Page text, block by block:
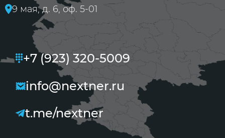
9 мая, д. 6, оф. 5-01
+7 (923) 320-5009
info@nextner.ru
t.me/nextner